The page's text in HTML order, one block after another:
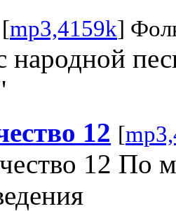
[mp3,4159k]
народной
12 [
12 По